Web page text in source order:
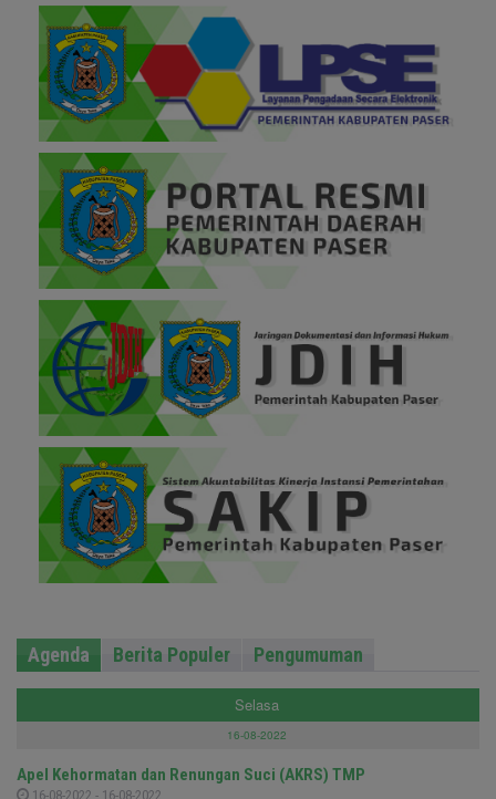
Agenda Berita Populer Pengumuman
Selasa
16-08-2022
Apel Kehormatan dan Renungan Suci (AKRS) TMP
16-08-2022 - 16-08-2022